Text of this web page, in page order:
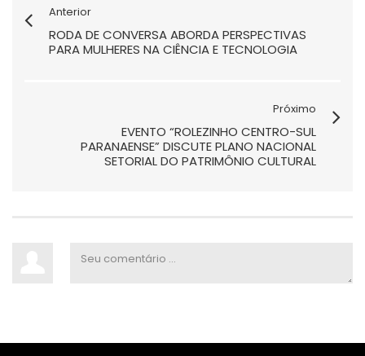
Anterior
RODA DE CONVERSA ABORDA PERSPECTIVAS
PARA MULHERES NA CIÊNCIA E TECNOLOGIA
Próximo
EVENTO “ROLEZINHO CENTRO-SUL
PARANAENSE” DISCUTE PLANO NACIONAL
SETORIAL DO PATRIMÔNIO CULTURAL